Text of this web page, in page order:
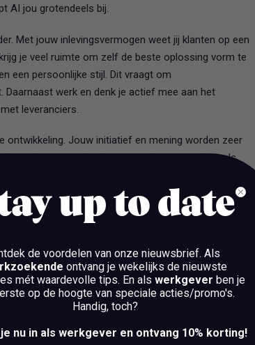
AI jou grotendeels bij.
Met jouw inlevingsvermogen weet jij klanten op een
je veel ruimte om zelf de beste oplossing vorm te
een persoonlijke stijl. Dit vraagt om
Daarnaast werk en denk je actief mee aan het
leveranciers.
ontwikkeling. Jouw initiatief en mening worden zeer
overleggen veel, vertrouwen elkaar en werken als
ervoor dat je je meteen thuis voelt!
ook bespreekbaar);
up to date
de voordelen van onze nieuwsbrief. Als
ontvang je wekelijks de nieuwste
mét waardevolle tips. En als werkgever ben je
op de hoogte van speciale acties/promo's.
Handig, toch?
nu in als werkgever en ontvang 10% korting!